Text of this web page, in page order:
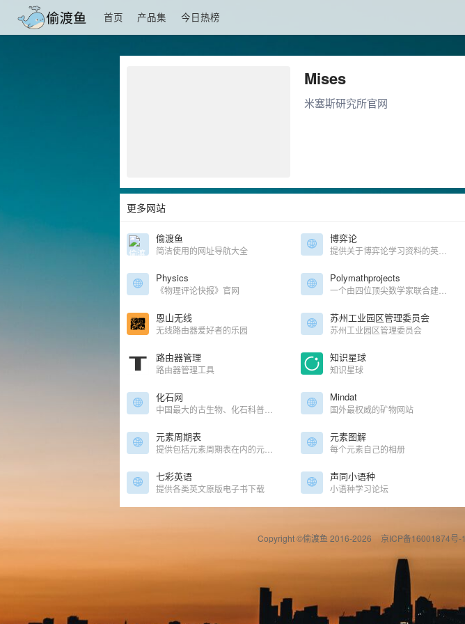
首页 产品集 今日热榜
Mises
米塞斯研究所官网
更多网站
偷渡鱼
简洁使用的网址导航大全
博弈论
Physics
《物理评论快报》官网
Polymathprojects
恩山无线
无线路由器爱好者的乐园
苏州工业园区管理委员会
苏州工业园区管理委员会
路由器管理
路由器管理工具
知识星球
知识星球
化石网 Mindat
国外最权威的矿物网站
元素周期表 元素图解
每个元素自己的相册
七彩英语
提供各类英文原版电子书下载
声同小语种
小语种学习论坛
Copyright ©偷渡鱼 2016-2026 京ICP备16001874号-1